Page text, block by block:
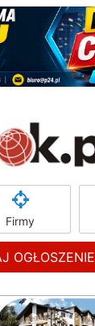
Firmy
OGŁOSZENIE